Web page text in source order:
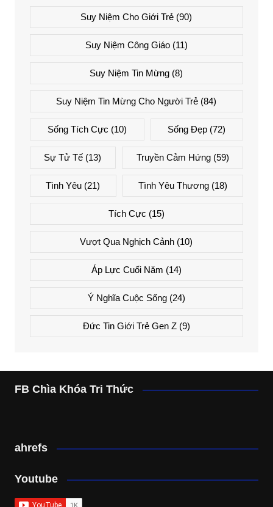
Suy Niệm Cho Giới Trẻ (90)
Suy Niệm Công Giáo(11)
Suy Niệm Tin Mừng (8)
Suy Niệm Tin Mừng Cho Người Trẻ (84)
Sống Tích Cực (10) Sống Đẹp (72)
Sự Tử Tế (13) Truyền Cảm Hứng(59)
Tình Yêu (21) Tình Yêu Thương(18)
Tích Cực (15)
Vượt Qua Nghịch Cảnh (10)
Áp Lực Cuối Năm (14)
Ý Nghĩa Cuộc Sống(24)
Đức Tin Giới Trẻ Gen Z(9)
FB Chìa Khóa Tri Thức
ahrefs
Youtube